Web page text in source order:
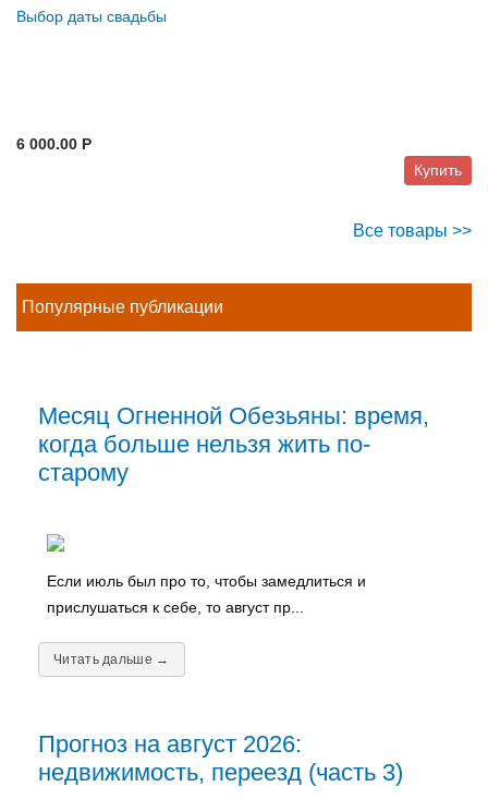
Выбор даты свадьбы
6 000.00 P
Купить
Все товары >>
Популярные публикации
Месяц Огненной Обезьяны: время,
когда больше нельзя жить по-
старому
Если июль был про то, чтобы замедлиться и
прислушаться к себе, то август пр...
Читать дальше →
Прогноз на август 2026:
недвижимость, переезд (часть 3)